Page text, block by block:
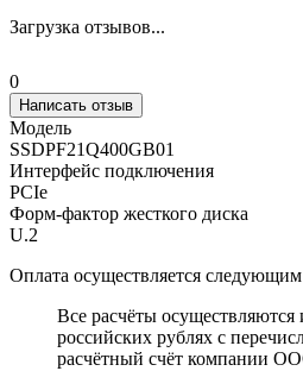
Загрузка отзывов...
0
Написать отзыв
Модель
SSDPF21Q400GB01
Интерфейс подключения
PCIe
Форм-фактор жесткого диска
U.2
Оплата осуществляется
Все расчёты осуществляются
российских рублях с
расчётный счёт компании